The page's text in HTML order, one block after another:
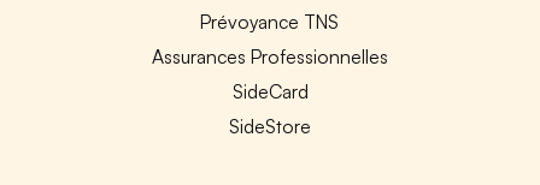
Prévoyance TNS
Assurances Professionnelles
SideCard
SideStore